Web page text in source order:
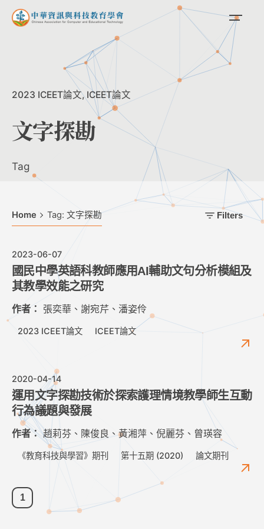
Skip
2023 ICEET論文 ICEET論文
文字探勘
Tag
Home Tag: 文字探勘 Filters
2023-06-07
國民中學英語科教師應用AI輔助文句分析模組及
其教學效能之研究
作者： 張奕華、謝宛芹、潘姿伶
2023 ICEET論文 ICEET論文
2020-04-14
運用文字探勘技術於探索護理情境教學師生互動
行為議題與發展
作者：趙莉芬、陳俊良、黃湘萍、倪麗芬、曾瑛容
《教育科技與學習》期刊 第十五期 (2020) 論文期刊
1